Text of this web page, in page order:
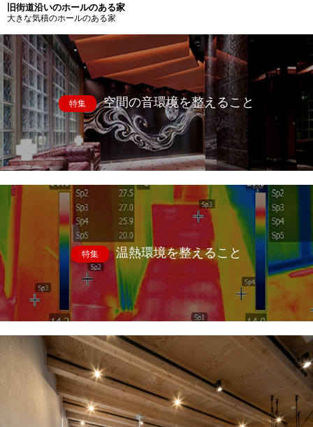
旧街道沿いのホールのある家
大きな気積のホールのある家
特集 空間の音環境を整えること
特集 温熱環境を整えること